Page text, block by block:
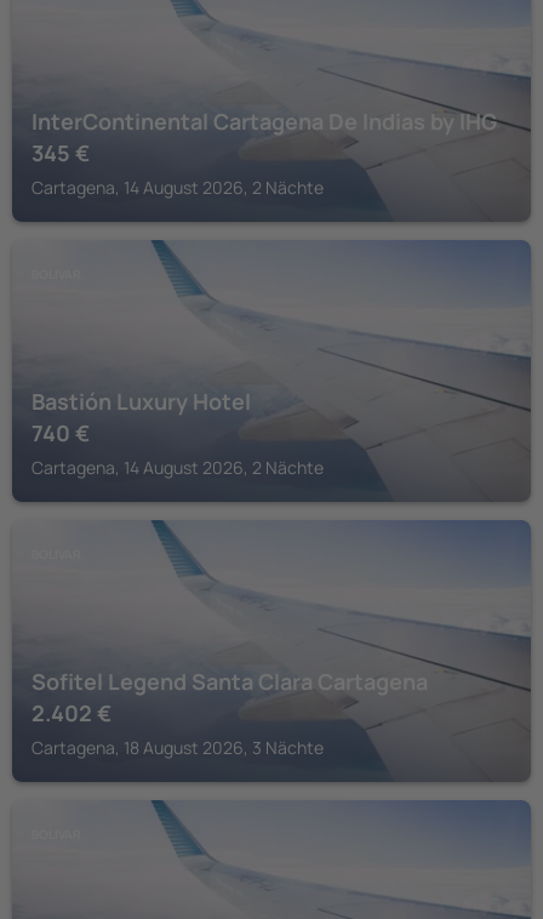
InterContinental Cartagena De Indias by IHG
345 €
Cartagena, 14 August 2026, 2 Nächte
Bastión Luxury Hotel
740 €
Cartagena, 14 August 2026, 2 Nächte
Sofitel Legend Santa Clara Cartagena
2.402 €
Cartagena, 18 August 2026, 3 Nächte